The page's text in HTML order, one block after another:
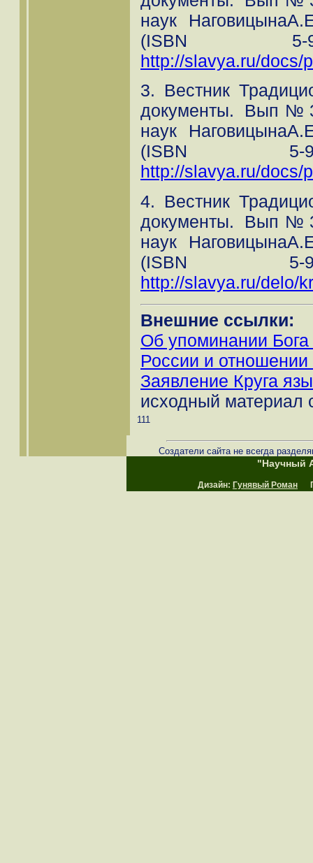
наук
(ISBN 5-
http://slavya.ru/docs/
3. Вестник
документы.
наук
(ISBN 5-
http://slavya.ru/docs/
4. Вестник
документы.
наук
(ISBN 5-
http://slavya.ru/delo/
Внешние ссылки:
Об упоминании Бога
России и
Заявление Круга
исходный материал
111
Создатели сайта не всегда
"Научный
Дизайн: Гунявый Роман